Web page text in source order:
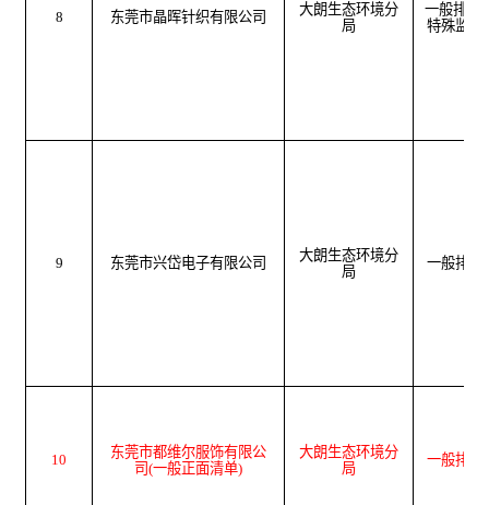
8 东莞市晶晖针织有限公司
大朗生态环境分
局
一般排污
特殊监管
9 东莞市兴岱电子有限公司
大朗生态环境分
局
一般排污
10
东莞市都维尔服饰有限公
司(一般正面清单)
大朗生态环境分
局
一般排污